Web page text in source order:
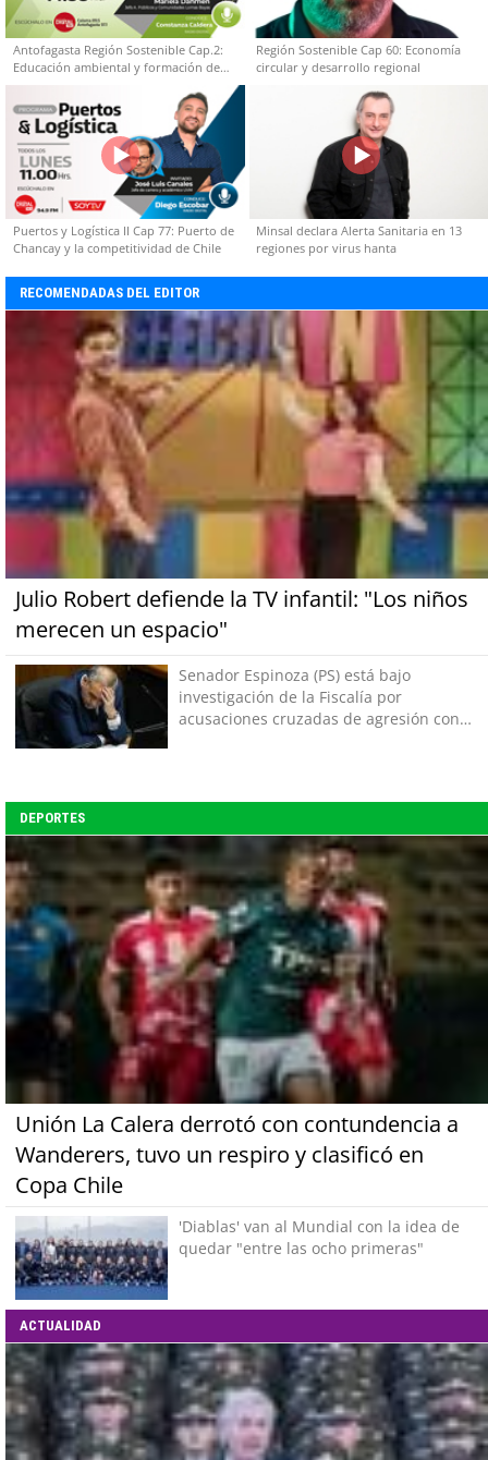
Antofagasta Región Sostenible Cap.2:
Educación ambiental y formación de
capacidades técnicas
Región Sostenible Cap 60: Economía
circular y desarrollo regional
Puertos y Logística II Cap 77: Puerto de
Chancay y la competitividad de Chile
Minsal declara Alerta Sanitaria en 13
regiones por virus hanta
RECOMENDADAS DEL EDITOR
Julio Robert defiende la TV infantil: "Los niños
merecen un espacio"
Senador Espinoza (PS) está bajo
investigación de la Fiscalía por
acusaciones cruzadas de agresión con
DEPORTES
Unión La Calera derrotó con contundencia a
Wanderers, tuvo un respiro y clasificó en
Copa Chile
'Diablas' van al Mundial con la idea de
quedar "entre las ocho primeras"
ACTUALIDAD